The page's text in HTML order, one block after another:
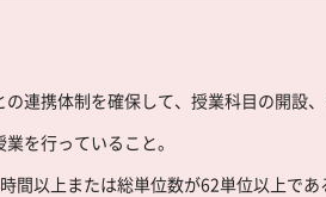
連携体制を確保して、授業科目の開設
を行っていること。
以上または総単位数が62単位以上であ